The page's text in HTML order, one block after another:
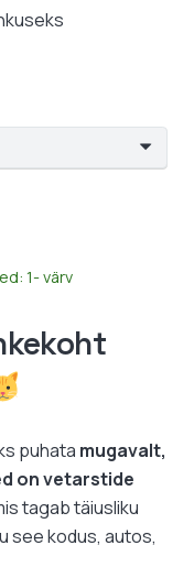
1- värv
puhata mugavalt,
on vetarstide
tagab täiusliku
see kodus, autos,